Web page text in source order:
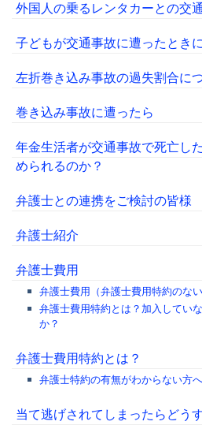
外国人の乗るレンタカーとの交
子どもが交通事故に遭ったとき
左折巻き込み事故の過失割合に
巻き込み事故に遭ったら
年金生活者が交通事故で死亡し
められるのか？
弁護士との連携をご検討の皆様
弁護士紹介
弁護士費用
弁護士費用（弁護士費用特約のない
弁護士費用特約とは？加入してい
か？
弁護士費用特約とは？
弁護士特約の有無がわからない方へ
当て逃げされてしまったらどう